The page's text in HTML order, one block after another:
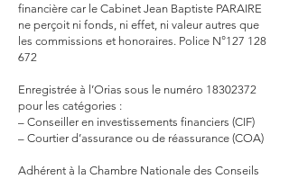
financière car le Cabinet Jean Baptiste PARAIRE
ne perçoit ni fonds, ni effet, ni valeur autres que
les commissions et honoraires. Police N°127 128
672
Enregistrée à l’Orias sous le numéro 18302372
pour les catégories :
– Conseiller en investissements financiers (CIF)
– Courtier d’assurance ou de réassurance (COA)
Adhérent à la Chambre Nationale des Conseils